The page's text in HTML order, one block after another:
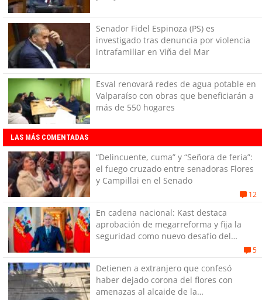
Senador Fidel Espinoza (PS) es
investigado tras denuncia por violencia
intrafamiliar en Viña del Mar
Esval renovará redes de agua potable en
Valparaíso con obras que beneficiarán a
más de 550 hogares
LAS MÁS COMENTADAS
“Delincuente, cuma” y “Señora de feria”:
el fuego cruzado entre senadoras Flores
y Campillai en el Senado
12
En cadena nacional: Kast destaca
aprobación de megarreforma y fija la
seguridad como nuevo desafío del
5
Detienen a extranjero que confesó
haber dejado corona del flores con
amenazas al alcaide de la